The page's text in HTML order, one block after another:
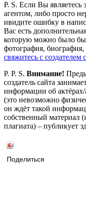
P. S. Если Вы являетесь
агентом, либо просто
ивидите ошибку в
Вас есть
которую можно было бы
фотография,
свяжитесь с создателем
P. P. S. Внимание!
создатель сайта
информации об актёрах/
(это невозможно
он ждёт такой
собственный материал
плагиата) – публикует
Поделиться